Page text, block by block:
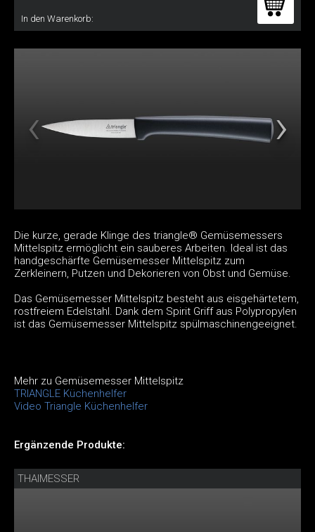
In den Warenkorb:
Die kurze, gerade Klinge des triangle® Gemüsemessers
Mittelspitz ermöglicht ein sauberes Arbeiten. Ideal ist das
handgeschärfte Gemüsemesser Mittelspitz zum
Zerkleinern, Putzen und Dekorieren von Obst und Gemüse.
Das Gemüsemesser Mittelspitz besteht aus eisgehärtetem,
rostfreiem Edelstahl. Dank dem Spirit Griff aus Polypropylen
ist das Gemüsemesser Mittelspitz spülmaschinengeeignet.
Mehr zu Gemüsemesser Mittelspitz
TRIANGLE Küchenhelfer
Video Triangle Küchenhelfer
Ergänzende Produkte:
THAIMESSER